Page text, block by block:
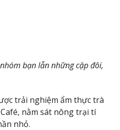
bạn lẫn những cặp đôi,
trải nghiệm ẩm thực trà
nằm sát nông trại tí
nhỏ.